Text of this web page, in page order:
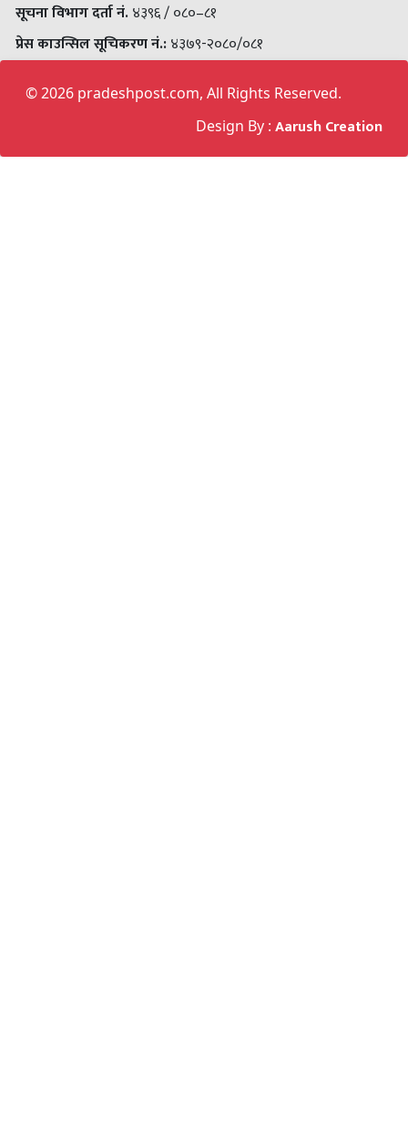
सूचना विभाग दर्ता नं.४३९६ / ०८०–८१
प्रेस काउन्सिल सूचिकरण न‌ं.:४३७९-२०८०/०८१
©2026 pradeshpost.com, All Rights Reserved.
Design By : Aarush Creation